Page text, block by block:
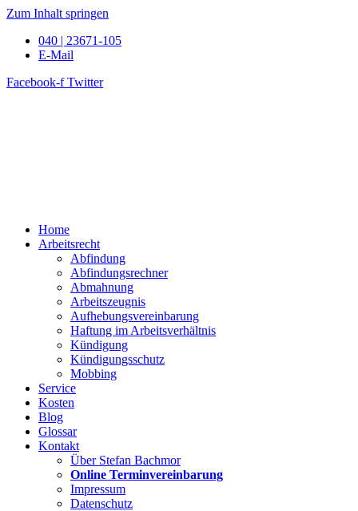
Zum Inhalt springen
040 | 23671-105
E-Mail
Facebook-f Twitter
Home
Arbeitsrecht
Abfindung
Abfindungsrechner
Abmahnung
Arbeitszeugnis
Aufhebungsvereinbarung
Haftung im Arbeitsverhältnis
Kündigung
Kündigungsschutz
Mobbing
Service
Kosten
Blog
Glossar
Kontakt
Über Stefan Bachmor
Online Terminvereinbarung
Impressum
Datenschutz